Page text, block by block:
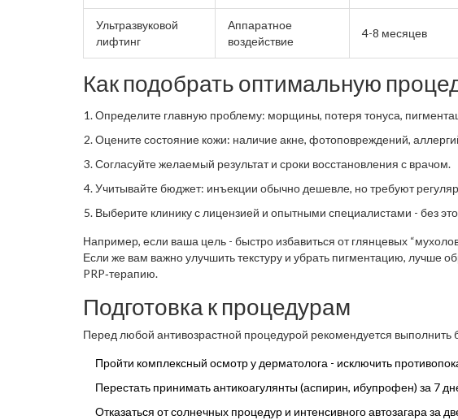
Ультразвуковой
лифтинг
Аппаратное
воздействие
4-8 месяцев
Как подобрать оптимальную
Определите главную проблему: морщины, потеря тонуса,
Оцените состояние кожи: наличие акне, фотоповреждений,
Согласуйте желаемый результат и сроки восстановления с врачом.
Учитывайте бюджет: инъекции обычно дешевле, но требуют
Выберите клинику с лицензией и опытными специалистами - без
Например, если ваша цель - быстро избавиться от глянцевых
Если же вам важно улучшить текстуру и убрать пигментацию, лучше
PRP‑терапию.
Подготовка к процедурам
Перед любой антивозрастной процедурой рекомендуется выполнить
Пройти комплексный осмотр у дерматолога - исключить
Перестать принимать антикоагулянты (аспирин, ибупрофен) за 7
Отказаться от солнечных процедур и интенсивного автозагара за